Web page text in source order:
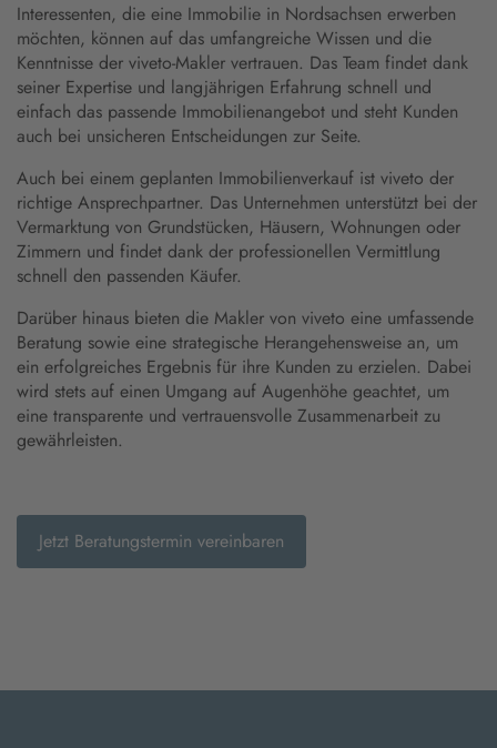
Interessenten, die eine Immobilie in Nordsachsen erwerben
möchten, können auf das umfangreiche Wissen und die
Kenntnisse der viveto-Makler vertrauen. Das Team findet dank
seiner Expertise und langjährigen Erfahrung schnell und
einfach das passende Immobilienangebot und steht Kunden
auch bei unsicheren Entscheidungen zur Seite.
Auch bei einem geplanten Immobilienverkauf ist viveto der
richtige Ansprechpartner. Das Unternehmen unterstützt bei der
Vermarktung von Grundstücken, Häusern, Wohnungen oder
Zimmern und findet dank der professionellen Vermittlung
schnell den passenden Käufer.
Darüber hinaus bieten die Makler von viveto eine umfassende
Beratung sowie eine strategische Herangehensweise an, um
ein erfolgreiches Ergebnis für ihre Kunden zu erzielen. Dabei
wird stets auf einen Umgang auf Augenhöhe geachtet, um
eine transparente und vertrauensvolle Zusammenarbeit zu
gewährleisten.
Jetzt Beratungstermin vereinbaren